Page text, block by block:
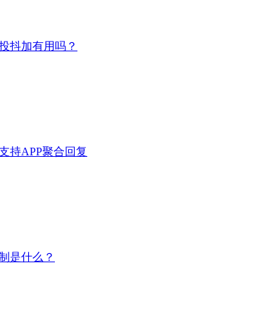
抖加有用吗？
持APP聚合回复
是什么？